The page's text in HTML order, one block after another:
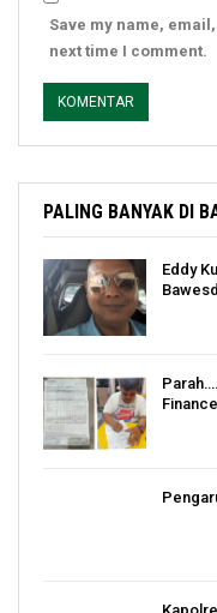
Save my name,
next time I comment.
PALING BANYAK DI
Eddy